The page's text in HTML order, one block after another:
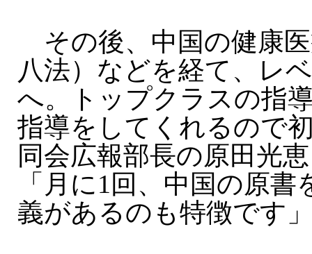
その後、中国の健康
八法）などを経て、レ
へ。トップクラスの指
指導をしてくれるので
同会広報部長の原田光
「月に1回、中国の原
義があるのも特徴です